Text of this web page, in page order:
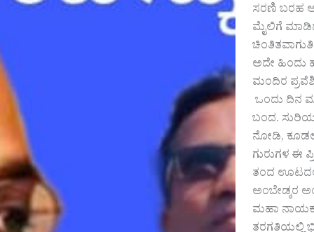
ಸರಣಿ ಬರಹ
ಮೈಲಿಗೆ
ಅದೇ ಹಿಂದು
ಮಂದಿರ
ಒಂದು ದಿನ
ಬಂದ.
ನೋಡಿ, ಕೂಡಲೆ
ಗುರುಗಳ ಈ
ತಂದ
ಅಂಬೇಡ್ಕರ
ಮಹಾ